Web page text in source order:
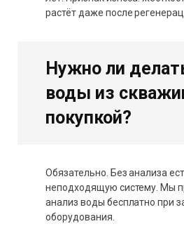
растёт даже после
Нужно ли
воды из
покупкой?
Обязательно. Без анализа
неподходящую систему. Мы
анализ воды бесплатно при
оборудования.